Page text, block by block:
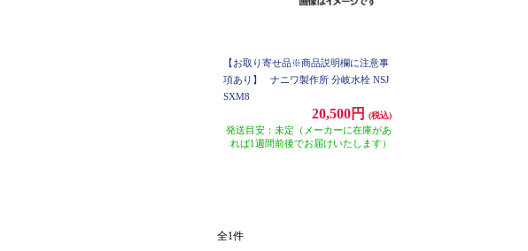
【お取り寄せ品※商品説明欄に注意事
項あり】
ナニワ製作所 分岐水栓 NSJ
SXM8
20,500円 (税込)
発送目安：未定（メーカーに在庫があ
れば1週間前後でお届けいたします）
全1件